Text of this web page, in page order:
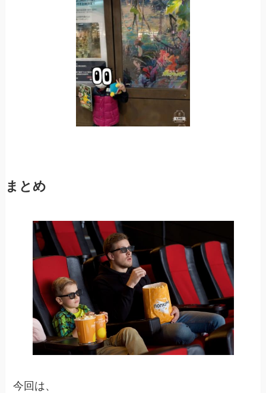
まとめ
今回は、